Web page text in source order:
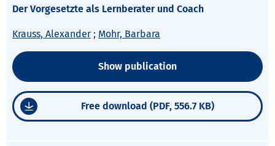
Der Vorgesetzte als Lernberater und Coach
Krauss, Alexander ; Mohr, Barbara
Show publication
Free download (PDF, 556.7 KB)